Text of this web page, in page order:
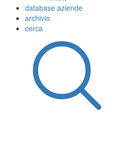
database aziende
archivio
cerca